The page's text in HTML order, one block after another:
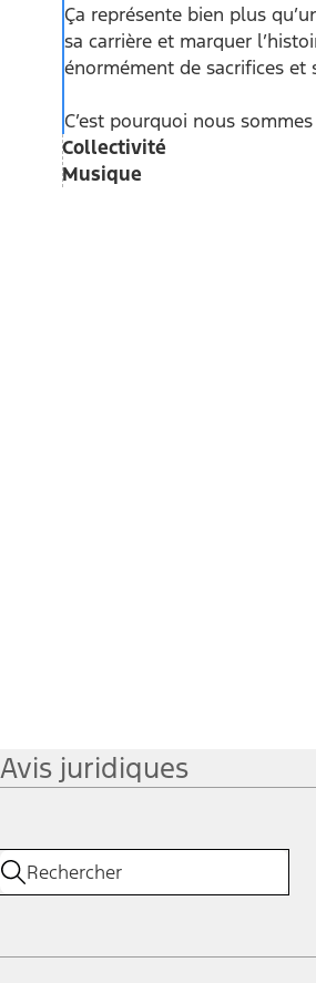
Ça représente bien plus
sa carrière et marquer
énormément de sacrifices et
C’est pourquoi nous
Collectivité
Musique
Avis juridiques